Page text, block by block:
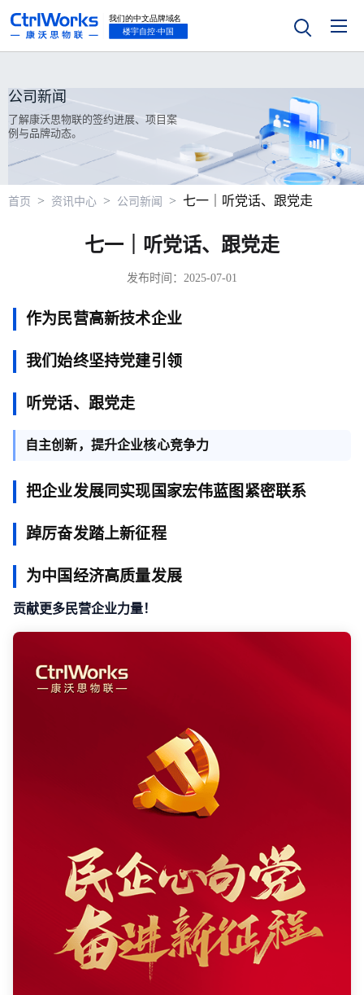
公司新闻
了解康沃思物联的签约进展、项目案
例与品牌动态。
首页 > 资讯中心 > 公司新闻 > 七一｜听党话、跟党走
七一｜听党话、跟党走
发布时间：2025-07-01
作为民营高新技术企业
我们始终坚持党建引领
听党话、跟党走
自主创新，提升企业核心竞争力
把企业发展同实现国家宏伟蓝图紧密联系
踔厉奋发踏上新征程
为中国经济高质量发展
贡献更多民营企业力量！